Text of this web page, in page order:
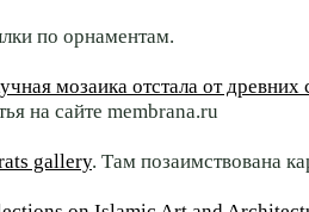
по орнаментам.
мозаика отстала от древних
на сайте membrana.ru
gallery. Там позаимствована